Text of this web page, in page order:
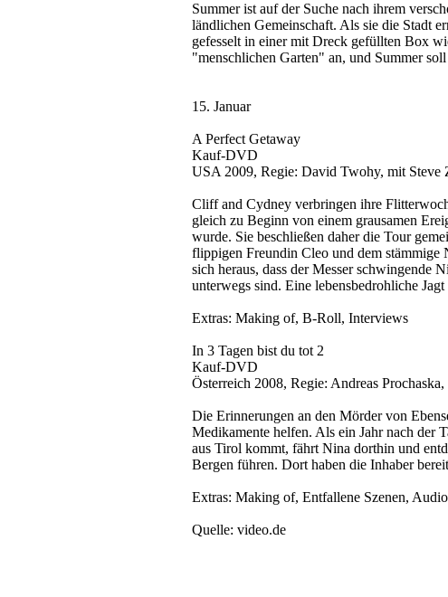
Summer ist auf der Suche nach ihrem
ländlichen Gemeinschaft. Als sie die Stadt
gefesselt in einer mit Dreck gefüllten Box
"menschlichen Garten" an, und Summer
15. Januar
A Perfect Getaway
Kauf-DVD
USA 2009, Regie: David Twohy, mit
Cliff and Cydney verbringen ihre
gleich zu Beginn von einem grausamen
wurde. Sie beschließen daher die Tour
flippigen Freundin Cleo und dem
sich heraus, dass der Messer
unterwegs sind. Eine lebensbedrohliche
Extras: Making of, B-Roll, Interviews
In 3 Tagen bist du tot 2
Kauf-DVD
Österreich 2008, Regie: Andreas
Die Erinnerungen an den Mörder von
Medikamente helfen. Als ein Jahr nach der
aus Tirol kommt, fährt Nina dorthin und
Bergen führen. Dort haben die Inhaber
Extras: Making of, Entfallene Szenen,
Quelle: video.de